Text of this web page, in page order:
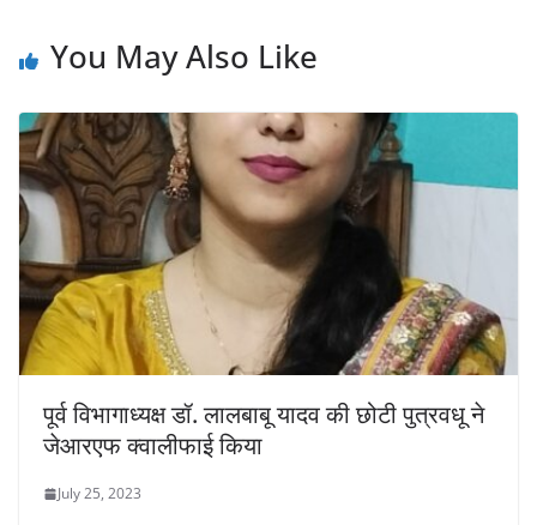
k
You May Also Like
पूर्व विभागाध्यक्ष डॉ. लालबाबू यादव की छोटी पुत्रवधू ने
जेआरएफ क्वालीफाई किया
July 25, 2023